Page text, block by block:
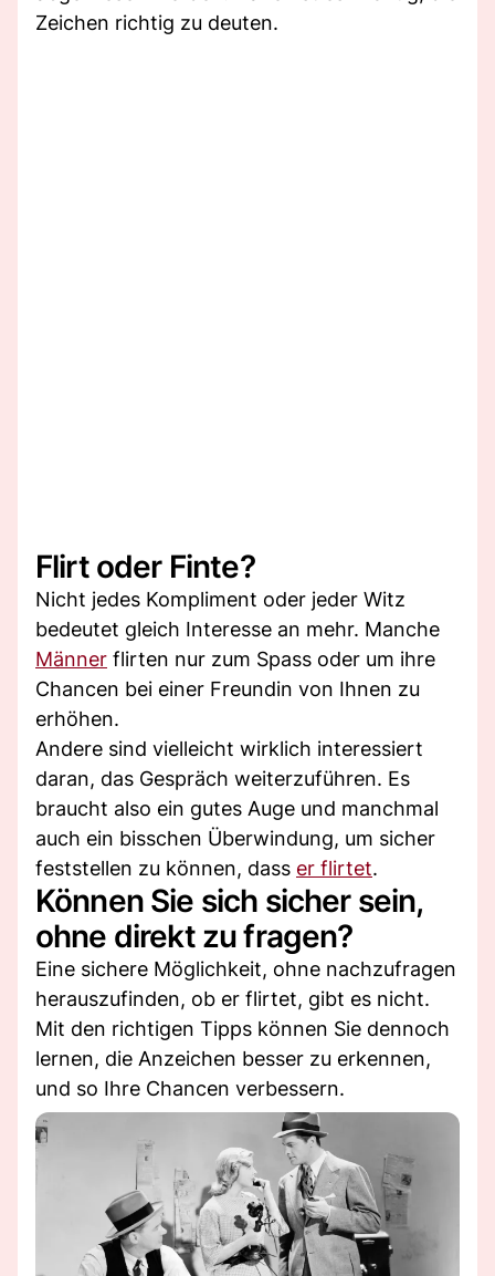
Zeichen richtig zu deuten.
Flirt oder Finte?
Nicht jedes Kompliment oder jeder Witz
bedeutet gleich Interesse an mehr. Manche
Männer flirten nur zum Spass oder um ihre
Chancen bei einer Freundin von Ihnen zu
erhöhen.
Andere sind vielleicht wirklich interessiert
daran, das Gespräch weiterzuführen. Es
braucht also ein gutes Auge und manchmal
auch ein bisschen Überwindung, um sicher
feststellen zu können, dass er flirtet.
Können Sie sich sicher sein,
ohne direkt zu fragen?
Eine sichere Möglichkeit, ohne nachzufragen
herauszufinden, ob er flirtet, gibt es nicht.
Mit den richtigen Tipps können Sie dennoch
lernen, die Anzeichen besser zu erkennen,
und so Ihre Chancen verbessern.